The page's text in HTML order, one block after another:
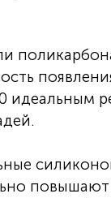
идеальным
повышают